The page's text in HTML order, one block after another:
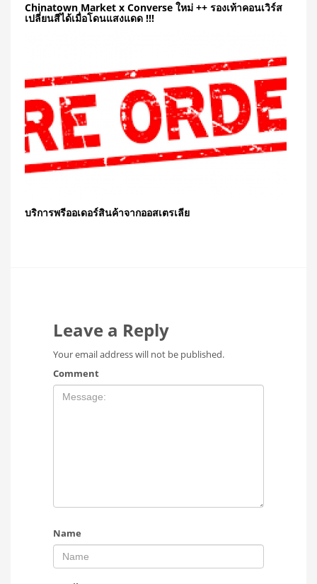
Chinatown Market x Converse ใหม่ ++ รองเท้าคอนเวิร์ส
เปลี่ยนสีได้เมื่อโดนแสงแดด !!!
บริการพรีออเดอร์สินค้าจากออสเตรเลีย
Leave a Reply
Your email address will not be published.
Comment
Name